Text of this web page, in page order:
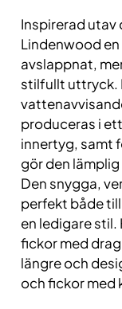
Inspirerad utav
Lindenwood
avslappnat,
stilfullt uttryck.
produceras i
innertyg, samt
gör den
Den snygga,
perfekt både
en ledigare stil.
fickor med
längre och
och fickor med